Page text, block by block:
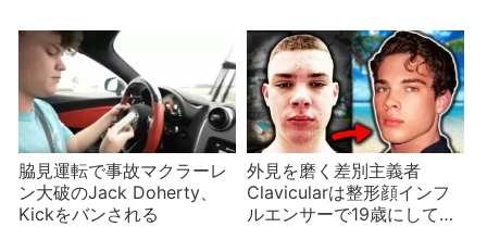
脇見運転で事故マクラーレ
ン大破のJack Doherty、
Kickをバンされる
外見を磨く差別主義者
Clavicularは整形顔インフ
ルエンサーで19歳にしてす